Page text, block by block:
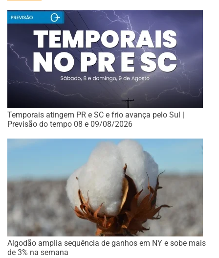
Temporais atingem PR e SC e frio avança pelo Sul |
Previsão do tempo 08 e 09/08/2026
Algodão amplia sequência de ganhos em NY e sobe mais
de 3% na semana